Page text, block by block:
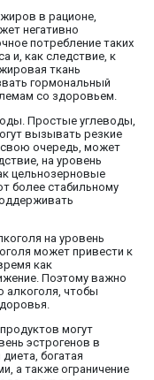
в рационе,
негативно
потребление таких
и, как следствие, к
ткань
гормональный
со здоровьем.
Простые углеводы,
вызывать резкие
свою очередь, может
на уровень
цельнозерновые
более стабильному
на уровень
может привести к
как
Поэтому важно
алкоголя, чтобы
могут
эстрогенов в
богатая
а также ограничение